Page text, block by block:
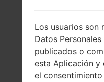
Los usuarios son
Datos
publicados o
esta Aplicación y
el